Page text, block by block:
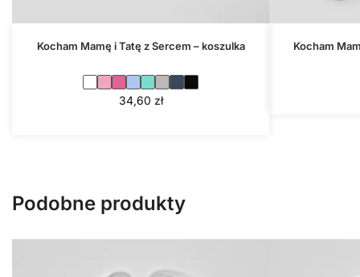
Kocham Mamę i Tatę z Sercem – koszulka
34,60 zł
Kocham
Podobne produkty